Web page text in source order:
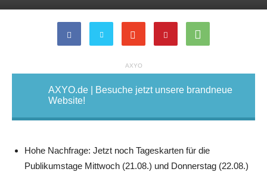
AXYO
AXYO.de | Besuche jetzt unsere brandneue
Website!
Hohe Nachfrage: Jetzt noch Tageskarten für die
Publikumstage Mittwoch (21.08.) und Donnerstag (22.08.)